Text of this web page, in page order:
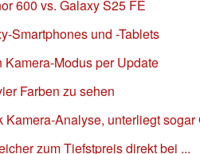
600 vs. Galaxy S25 FE
Smartphones und -Tablets
Modus per Update
Farben zu sehen
Analyse, unterliegt sogar
zum Tiefstpreis direkt bei ...